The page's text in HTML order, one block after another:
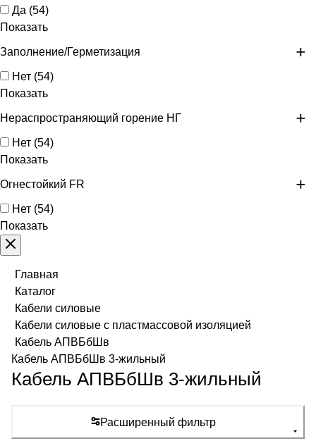
Да (54)
Показать
Заполнение/Герметизация
Нет (54)
Показать
Нераспространяющий горение НГ
Нет (54)
Показать
Огнестойкий FR
Нет (54)
Показать
Главная
Каталог
Кабели силовые
Кабели силовые с пластмассовой изоляцией
Кабель АПВБбШв
Кабель АПВБбШв 3-жильный
Кабель АПВБбШв 3-жильный
Расширенный фильтр